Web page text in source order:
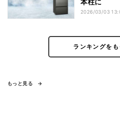
本柱に
2026/03/03
ランキングをも
もっと見る